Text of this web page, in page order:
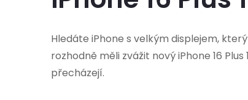
Hledáte iPhone s velkým displejem,
rozhodně měli zvážit nový iPhone 16
přecházejí.